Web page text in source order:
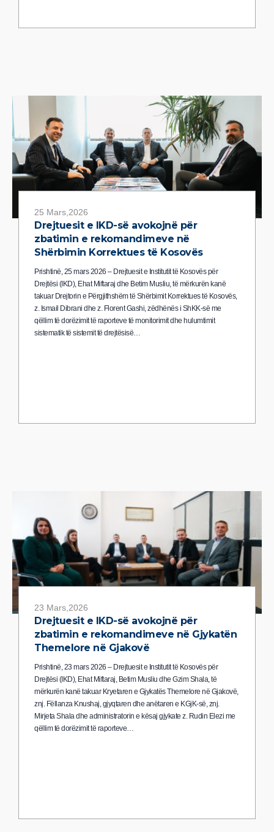
25 Mars,2026
Drejtuesit e IKD-së avokojnë për
zbatimin e rekomandimeve në
Shërbimin Korrektues të Kosovës
Prishtinë, 25 mars 2026 – Drejtuesit e Institutit të Kosovës për
Drejtësi (IKD), Ehat Miftaraj dhe Betim Musliu, të mërkurën kanë
takuar Drejtorin e Përgjithshëm të Shërbimit Korrektues të Kosovës,
z. Ismail Dibrani dhe z. Florent Gashi, zëdhënës i ShKK-së me
qëllim të dorëzimit të raporteve të monitorimit dhe hulumtimit
sistematik të sistemit të drejtësisë…
23 Mars,2026
Drejtuesit e IKD-së avokojnë për
zbatimin e rekomandimeve në Gjykatën
Themelore në Gjakovë
Prishtinë, 23 mars 2026 – Drejtuesit e Institutit të Kosovës për
Drejtësi (IKD), Ehat Miftaraj, Betim Musliu dhe Gzim Shala, të
mërkurën kanë takuar Kryetaren e Gjykatës Themelore në Gjakovë,
znj. Fëllanza Knushaj, gjyqtaren dhe anëtaren e KGjK-së, znj.
Mirjeta Shala dhe administratorin e kësaj gjykate z. Rudin Elezi me
qëllim të dorëzimit të raporteve…